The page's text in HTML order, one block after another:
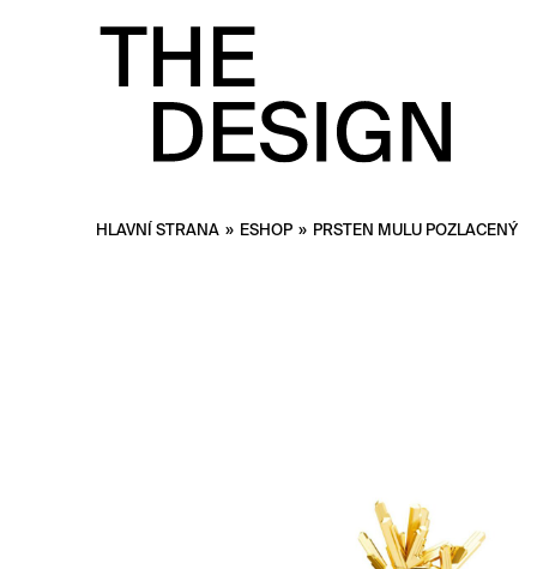
HLAVNÍ STRANA » ESHOP » PRSTEN MULU POZLACENÝ